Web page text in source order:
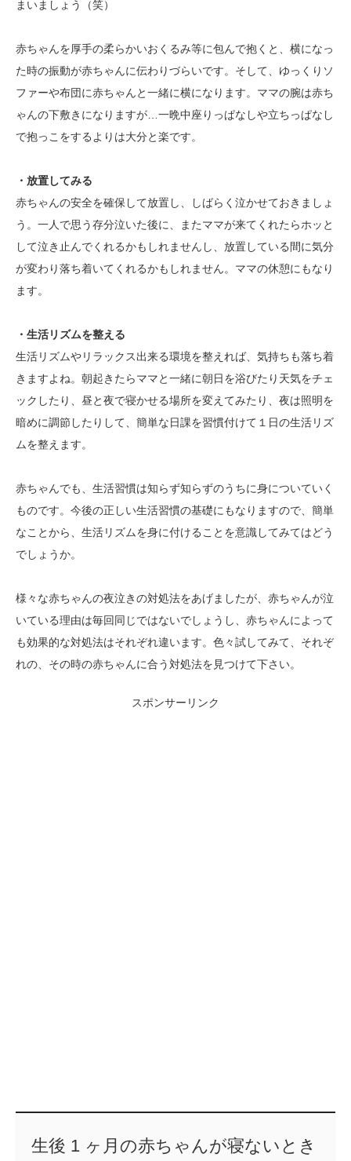
まいましょう（笑）
赤ちゃんを厚手の柔らかいおくるみ等に包んで抱くと、横になっ
た時の振動が赤ちゃんに伝わりづらいです。そして、ゆっくりソ
ファーや布団に赤ちゃんと一緒に横になります。ママの腕は赤ち
ゃんの下敷きになりますが…一晩中座りっぱなしや立ちっぱなし
で抱っこをするよりは大分と楽です。
・放置してみる
赤ちゃんの安全を確保して放置し、しばらく泣かせておきましょ
う。一人で思う存分泣いた後に、またママが来てくれたらホッと
して泣き止んでくれるかもしれませんし、放置している間に気分
が変わり落ち着いてくれるかもしれません。ママの休憩にもなり
ます。
・生活リズムを整える
生活リズムやリラックス出来る環境を整えれば、気持ちも落ち着
きますよね。朝起きたらママと一緒に朝日を浴びたり天気をチェ
ックしたり、昼と夜で寝かせる場所を変えてみたり、夜は照明を
暗めに調節したりして、簡単な日課を習慣付けて１日の生活リズ
ムを整えます。
赤ちゃんでも、生活習慣は知らず知らずのうちに身についていく
ものです。今後の正しい生活習慣の基礎にもなりますので、簡単
なことから、生活リズムを身に付けることを意識してみてはどう
でしょうか。
様々な赤ちゃんの夜泣きの対処法をあげましたが、赤ちゃんが泣
いている理由は毎回同じではないでしょうし、赤ちゃんによって
も効果的な対処法はそれぞれ違います。色々試してみて、それぞ
れの、その時の赤ちゃんに合う対処法を見つけて下さい。
スポンサーリンク
生後 1 ヶ月の赤ちゃんが寝ないとき